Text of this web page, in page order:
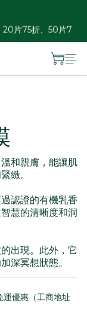
和親膚，能讓肌
緻。
認證的有機乳香
慧的清晰度和洞
出現。此外，它
深冥想狀態。
優惠（工商地址